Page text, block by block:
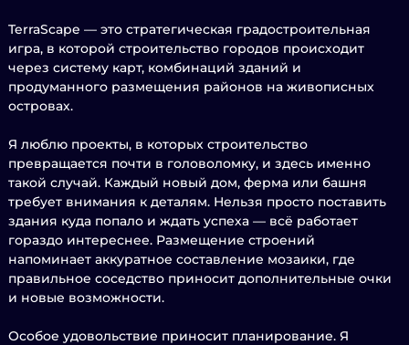
TerraScape — это стратегическая градостроительная
игра, в которой строительство городов происходит
через систему карт, комбинаций зданий и
продуманного размещения районов на живописных
островах.
Я люблю проекты, в которых строительство
превращается почти в головоломку, и здесь именно
такой случай. Каждый новый дом, ферма или башня
требует внимания к деталям. Нельзя просто поставить
здания куда попало и ждать успеха — всё работает
гораздо интереснее. Размещение строений
напоминает аккуратное составление мозаики, где
правильное соседство приносит дополнительные очки
и новые возможности.
Особое удовольствие приносит планирование. Я